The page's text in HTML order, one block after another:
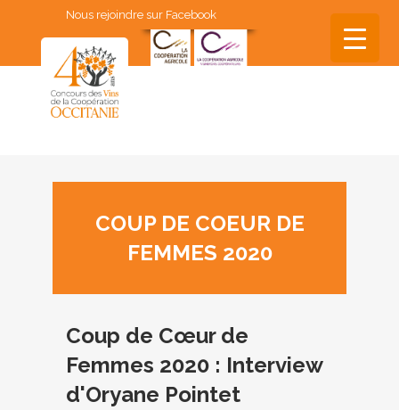
Nous rejoindre sur Facebook
COUP DE COEUR DE
FEMMES 2020
Coup de Cœur de
Femmes 2020 : Interview
d'Oryane Pointet